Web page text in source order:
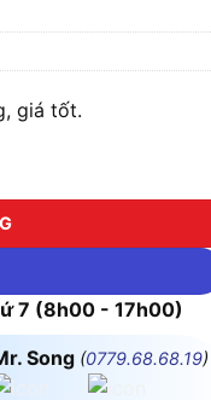
giá tốt.
7 (8h00 - 17h00)
Song (0779.68.68.19)